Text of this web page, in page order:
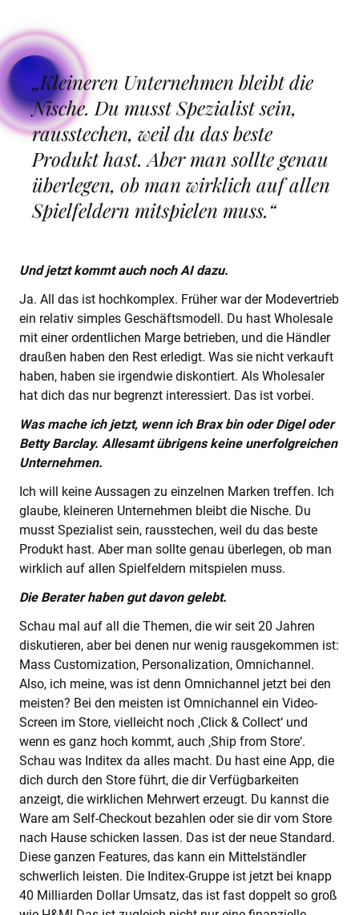
„Kleineren Unternehmen bleibt die
Nische. Du musst Spezialist sein,
rausstechen, weil du das beste
Produkt hast. Aber man sollte genau
überlegen, ob man wirklich auf allen
Spielfeldern mitspielen muss.“
Und jetzt kommt auch noch AI dazu.
Ja. All das ist hochkomplex. Früher war der Modevertrieb
ein relativ simples Geschäftsmodell. Du hast Wholesale
mit einer ordentlichen Marge betrieben, und die Händler
draußen haben den Rest erledigt. Was sie nicht verkauft
haben, haben sie irgendwie diskontiert. Als Wholesaler
hat dich das nur begrenzt interessiert. Das ist vorbei.
Was mache ich jetzt, wenn ich Brax bin oder Digel oder
Betty Barclay. Allesamt übrigens keine unerfolgreichen
Unternehmen.
Ich will keine Aussagen zu einzelnen Marken treffen. Ich
glaube, kleineren Unternehmen bleibt die Nische. Du
musst Spezialist sein, rausstechen, weil du das beste
Produkt hast. Aber man sollte genau überlegen, ob man
wirklich auf allen Spielfeldern mitspielen muss.
Die Berater haben gut davon gelebt.
Schau mal auf all die Themen, die wir seit 20 Jahren
diskutieren, aber bei denen nur wenig rausgekommen ist:
Mass Customization, Personalization, Omnichannel.
Also, ich meine, was ist denn Omnichannel jetzt bei den
meisten? Bei den meisten ist Omnichannel ein Video-
Screen im Store, vielleicht noch ‚Click & Collect‘ und
wenn es ganz hoch kommt, auch ‚Ship from Store‘.
Schau was Inditex da alles macht. Du hast eine App, die
dich durch den Store führt, die dir Verfügbarkeiten
anzeigt, die wirklichen Mehrwert erzeugt. Du kannst die
Ware am Self-Checkout bezahlen oder sie dir vom Store
nach Hause schicken lassen. Das ist der neue Standard.
Diese ganzen Features, das kann ein Mittelständler
schwerlich leisten. Die Inditex-Gruppe ist jetzt bei knapp
40 Milliarden Dollar Umsatz, das ist fast doppelt so groß